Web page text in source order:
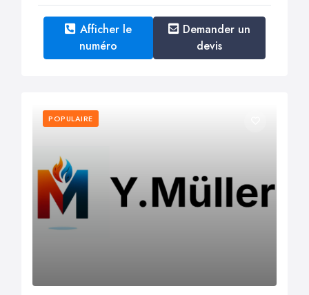
Afficher le
numéro
Demander un
devis
POPULAIRE